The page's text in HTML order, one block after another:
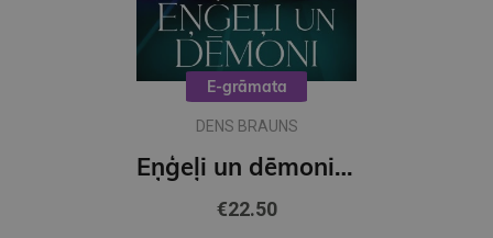
E-grāmata
DENS BRAUNS
Eņģeļi un dēmoni (e-grāmata)
€22.50